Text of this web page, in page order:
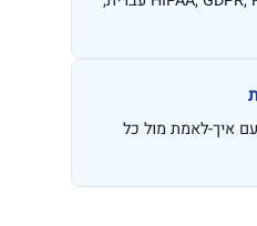
איך-לאמת מול כל